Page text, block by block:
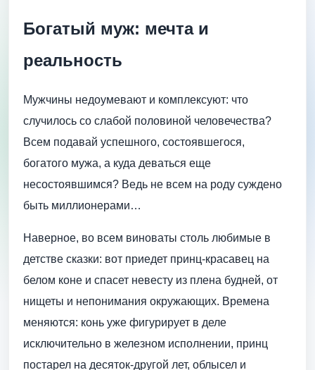
Богатый муж: мечта и
реальность
Мужчины недоумевают и комплексуют: что
случилось со слабой половиной человечества?
Всем подавай успешного, состоявшегося,
богатого мужа, а куда деваться еще
несостоявшимся? Ведь не всем на роду суждено
быть миллионерами…
Наверное, во всем виноваты столь любимые в
детстве сказки: вот приедет принц-красавец на
белом коне и спасет невесту из плена будней, от
нищеты и непонимания окружающих. Времена
меняются: конь уже фигурирует в деле
исключительно в железном исполнении, принц
постарел на десяток-другой лет, облысел и